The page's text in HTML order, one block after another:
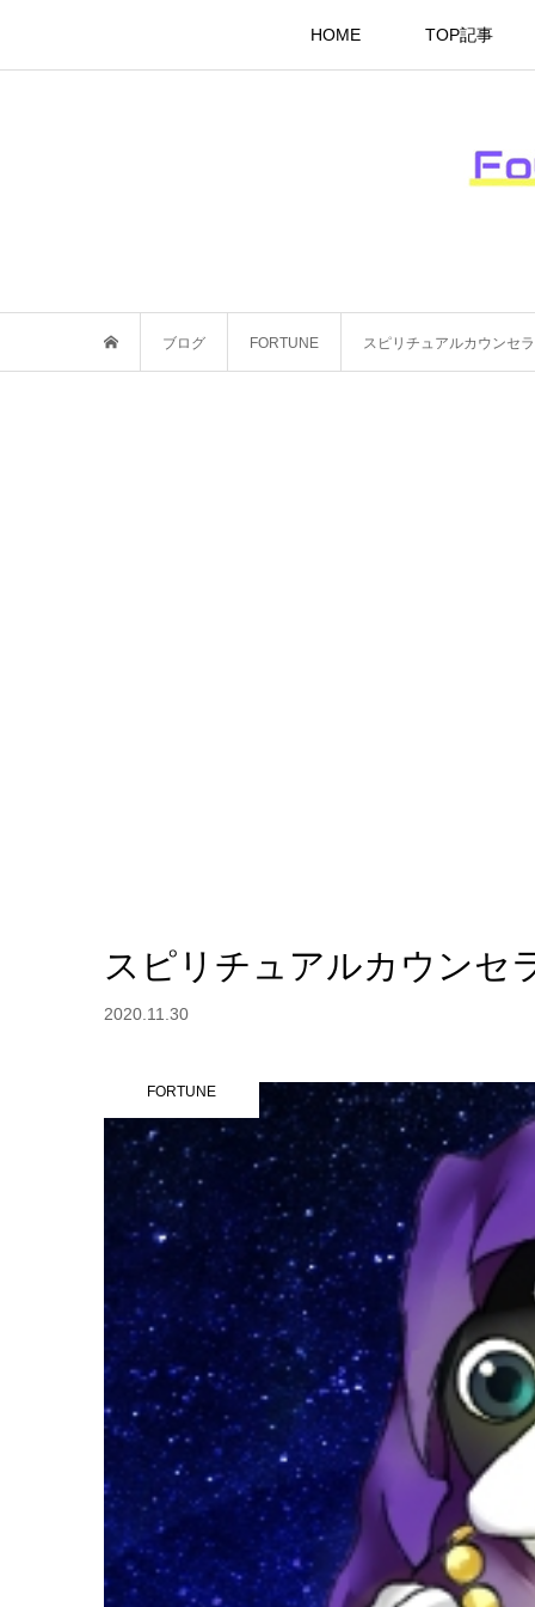
HOME TOP記事
ブログ FORTUNE スピリチュアルカウンセ
スピリチュアルカウンセ
2020.11.30
FORTUNE